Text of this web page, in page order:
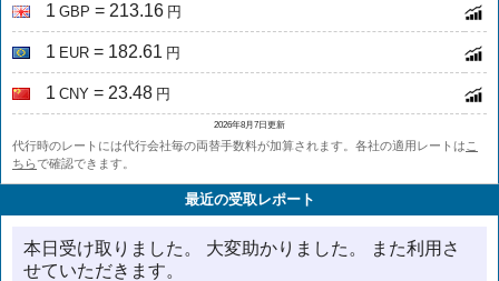
1 GBP = 213.16 円
1 EUR = 182.61 円
1 CNY = 23.48 円
2026年8月7日更新
代行時のレートには代行会社毎の両替手数料が加算されます。各社の適用レートは こ
ちらで確認できます。
最近の受取レポート
本日受け取りました。 大変助かりました。 また利用さ
せていただきます。